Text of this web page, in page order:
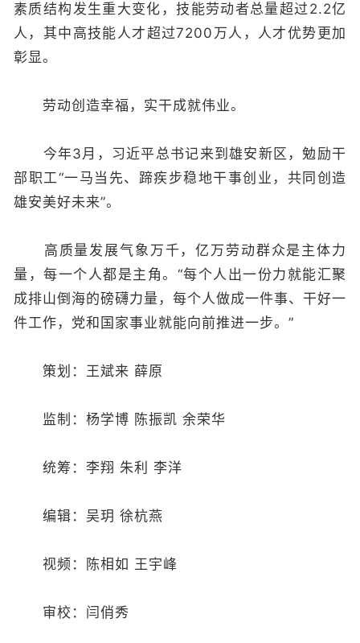
素质结构发生重大变化，技能劳动者总量超过2.2亿
人，其中高技能人才超过7200万人，人才优势更加
彰显。
劳动创造幸福，实干成就伟业。
今年3月，习近平总书记来到雄安新区，勉励干
部职工“一马当先、蹄疾步稳地干事创业，共同创造
雄安美好未来”。
高质量发展气象万千，亿万劳动群众是主体力
量，每一个人都是主角。“每个人出一份力就能汇聚
成排山倒海的磅礴力量，每个人做成一件事、干好一
件工作，党和国家事业就能向前推进一步。”
策划：王斌来 薛原
监制：杨学博 陈振凯 余荣华
统筹：李翔 朱利 李洋
编辑：吴玥 徐杭燕
视频：陈相如 王宇峰
审校：闫俏秀